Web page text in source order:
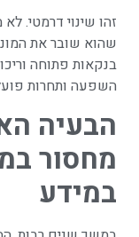
זהו שינוי דרמטי.
שהוא שובר את
בנקאות פתוחה
השפעה ותחרות
הבעיה
מחסור
במידע